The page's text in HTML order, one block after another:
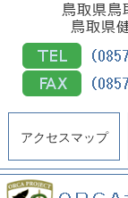
アクセスマップ